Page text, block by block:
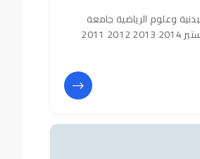
وعلوم الرياضية جامعة
بغداد الدكتوراه 2012 2011 2010 2009 2008 الماجستير 2014 2013 2012 2011